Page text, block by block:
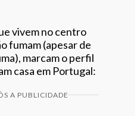
vivem no centro
fumam (apesar de
marcam o perfil
casa em Portugal:
A PUBLICIDADE